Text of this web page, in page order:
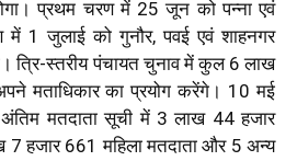
प्रथम चरण में 25 जून को पन्ना एवं
में 1 जुलाई को गुनौर, पवई एवं शाहनगर
त्रि-स्तरीय पंचायत चुनाव में कुल 6 लाख
मताधिकार का प्रयोग करेंगे। 10 मई
मतदाता सूची में 3 लाख 44 हजार
हजार 661 महिला मतदाता और 5 अन्य